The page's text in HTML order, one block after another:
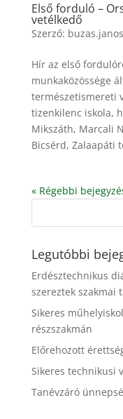
Első forduló –
vetélkedő
Szerző: buzas.janos
Hír az első
munkaközössége
természetismereti
tizenkilenc iskola,
Mikszáth, Marcali
Bicsérd, Zalaapáti
« Régebbi
Legutóbbi
Erdésztechnikus
szereztek szakmai
Sikeres
részszakmán
Előrehozott
Sikeres technikusi
Tanévzáró